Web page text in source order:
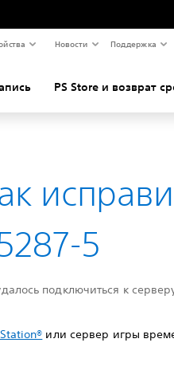
Новости Поддержка
PS Store и возврат
5
подключиться к
или сервер игры